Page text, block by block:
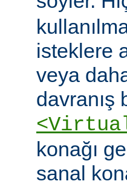
isteklere
veya
davranış
konağı
sanal